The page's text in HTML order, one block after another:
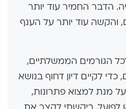
הדבר החמיר עוד יותר
עוד יותר על הענף
הגורמים הממשלתיים,
לקיים דיון דחוף בנושא
מנת למצוא פתרונות,